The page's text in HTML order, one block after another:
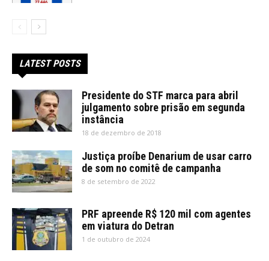
LATEST POSTS
Presidente do STF marca para abril
julgamento sobre prisão em segunda
instância
18 de dezembro de 2018
Justiça proíbe Denarium de usar carro
de som no comitê de campanha
8 de setembro de 2022
PRF apreende R$ 120 mil com agentes
em viatura do Detran
1 de outubro de 2024